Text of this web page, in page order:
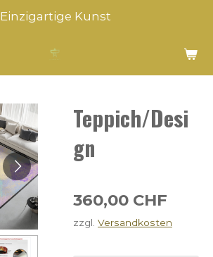
Einzigartige Kunst
Teppich/Desi
gn
360,00 CHF
zzgl. Versandkosten